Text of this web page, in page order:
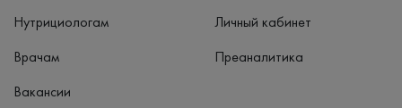
Нутрициологам
Врачам
Вакансии
Личный кабинет
Преаналитика